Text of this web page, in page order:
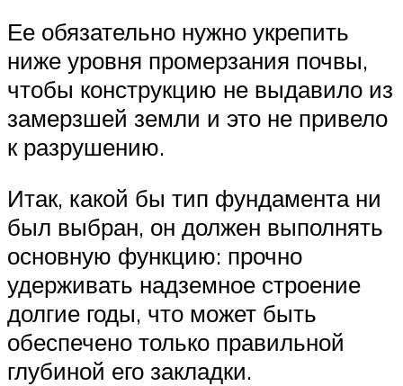
Ее обязательно нужно укрепить
ниже уровня промерзания почвы,
чтобы конструкцию не выдавило из
замерзшей земли и это не привело
к разрушению.
Итак, какой бы тип фундамента ни
был выбран, он должен выполнять
основную функцию: прочно
удерживать надземное строение
долгие годы, что может быть
обеспечено только правильной
глубиной его закладки.